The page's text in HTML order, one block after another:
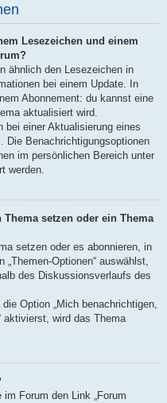
Lesezeichen und einem
ähnlich den Lesezeichen in
bei einem Update. In
Abonnement: du kannst eine
aktualisiert wird.
bei einer Aktualisierung eines
Die Benachrichtigungsoptionen
im persönlichen Bereich unter
werden.
setzen oder ein Thema
setzen oder es abonnieren, in
Optionen“ auswählst,
des Diskussionsverlaufs des
Option „Mich benachrichtigen,
aktivierst, wird das Thema
Forum den Link „Forum